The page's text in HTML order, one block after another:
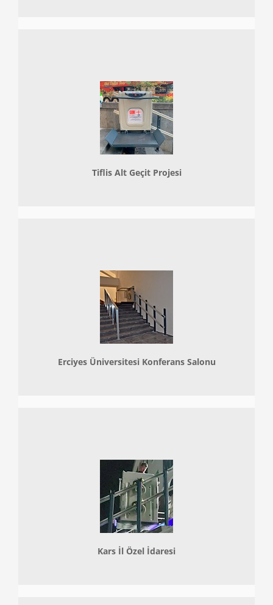
Tiflis Alt Geçit Projesi
Erciyes Üniversitesi Konferans Salonu
Kars İl Özel İdaresi